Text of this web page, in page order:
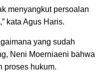
menyangkut persoalan
kata Agus Haris.
yang sudah
Neni Moerniaeni bahwa
proses hukum.